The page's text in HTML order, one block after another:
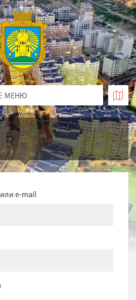
МЕНЮ
e-mail